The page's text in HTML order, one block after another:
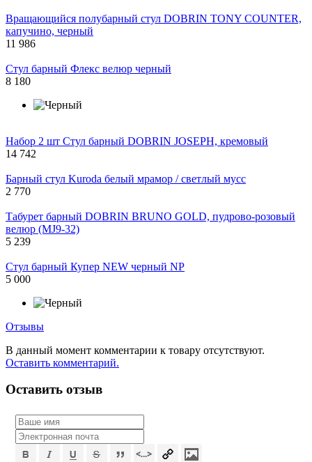
Вращающийся полубарный стул DOBRIN TONY COUNTER,
капучино, черный
11 986
Стул барный Флекс велюр черный
8 180
Набор 2 шт Стул барный DOBRIN JOSEPH, кремовый
14 742
Барный стул Kuroda белый мрамор / светлый мусс
2 770
Табурет барный DOBRIN BRUNO GOLD, пудрово-розовый
велюр (MJ9-32)
5 239
Стул барный Купер NEW черный NP
5 000
Отзывы
В данный момент комментарии к товару отсутствуют.
Оставить комментарий.
Оставить отзыв